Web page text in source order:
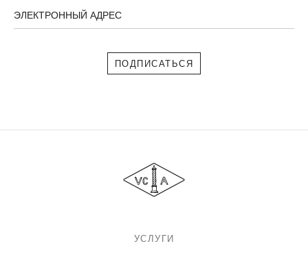
ЭЛЕКТРОННЫЙ АДРЕС
&
Arpels
УСЛУГИ